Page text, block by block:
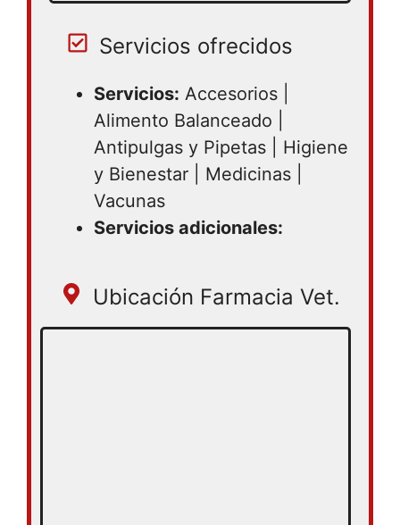
Servicios ofrecidos
Servicios: Accesorios |
Alimento Balanceado |
Antipulgas y Pipetas | Higiene
y Bienestar | Medicinas |
Vacunas
Servicios adicionales:
Ubicación Farmacia Vet.